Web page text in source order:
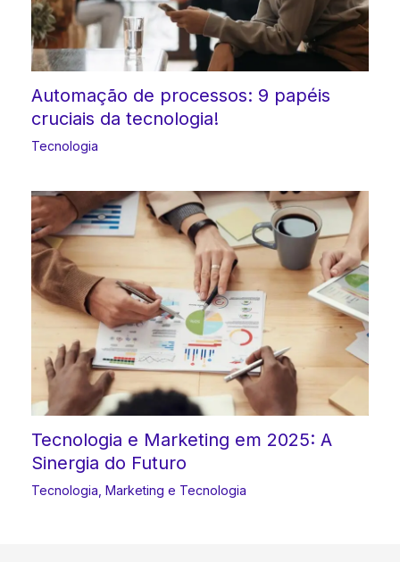
Automação de processos: 9 papéis
cruciais da tecnologia!
Tecnologia
Tecnologia e Marketing em 2025: A
Sinergia do Futuro
Tecnologia Marketing e Tecnologia